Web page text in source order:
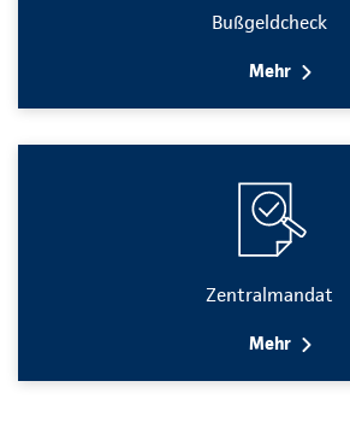
Bußgeldcheck
Mehr
Zentralmandat
Mehr